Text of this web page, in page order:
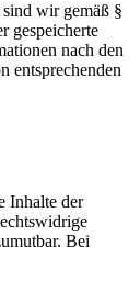
wir gemäß §
gespeicherte
nach den
entsprechenden
Inhalte der
Bei